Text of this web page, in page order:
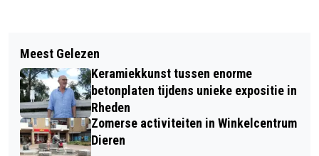
BEKENDMAKINGEN GEMEENTE
RHEDEN
INTRODUCTIEWORKSHOP LUISTEREN
NAAR JE PEN
Meest Gelezen
Keramiekkunst tussen enorme
betonplaten tijdens unieke expositie in
Rheden
Zomerse activiteiten in Winkelcentrum
Dieren